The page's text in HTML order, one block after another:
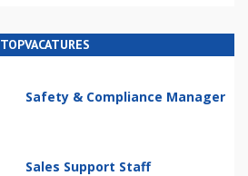
TOPVACATURES
Safety & Compliance Manager
Sales Support Staff